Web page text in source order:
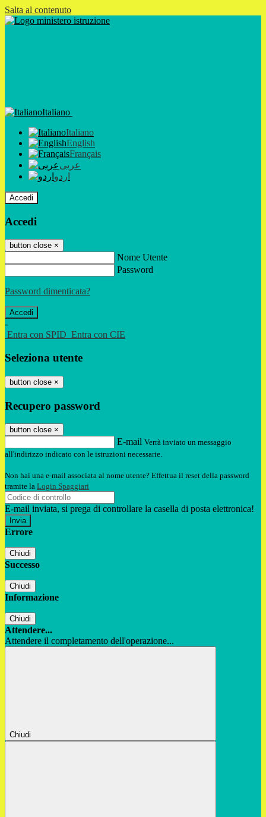
Salta al contenuto
Italiano
Italiano
English
Français
عربى
اردو
Accedi
Accedi
button close ×
Nome Utente
Password
Password dimenticata?
-
Entra con SPID Entra con CIE
Seleziona utente
button close ×
Recupero password
button close ×
E-mail Verrà inviato un messaggio
all'indirizzo indicato con le istruzioni necessarie.
Non hai una e-mail associata al nome utente? Effettua il reset della password
tramite la Login Spaggiari
E-mail inviata, si prega di controllare la casella di posta elettronica!
Errore
Chiudi
Successo
Chiudi
Informazione
Chiudi
Attendere...
Attendere il completamento dell'operazione...
Chiudi